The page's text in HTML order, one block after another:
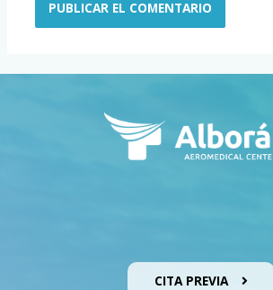
CITA PREVIA